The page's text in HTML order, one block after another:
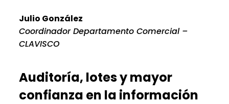
Julio González
Coordinador Departamento Comercial –
CLAVISCO
Auditoría, lotes y mayor
confianza en la información